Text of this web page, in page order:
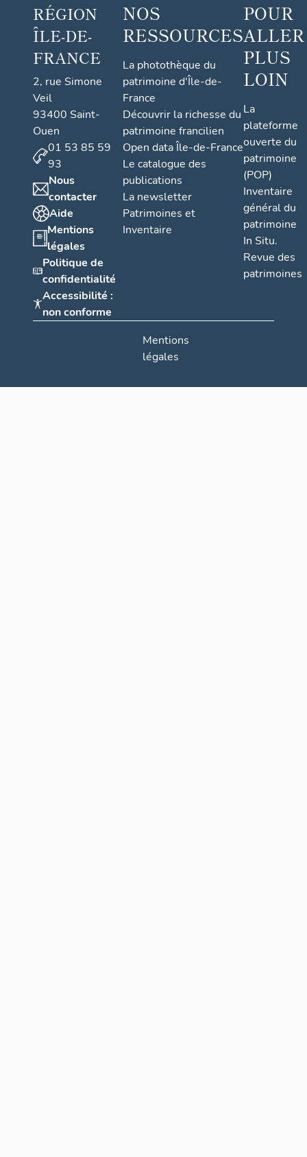
RÉGION
ÎLE-DE-
FRANCE
2, rue Simone
Veil
93400 Saint-
Ouen
01 53 85 59
93
Nous
contacter
Aide
Mentions
légales
Politique de
confidentialité
Accessibilité :
non conforme
NOS
RESSOURCES
La photothèque du
patrimoine d'Île-de-
France
Découvrir la richesse du
patrimoine francilien
Open data Île-de-France
Le catalogue des
publications
La newsletter
Patrimoines et
Inventaire
POUR
ALLER
PLUS
LOIN
La
plateforme
ouverte du
patrimoine
(POP)
Inventaire
général du
patrimoine
In Situ.
Revue des
patrimoines
Mentions
légales